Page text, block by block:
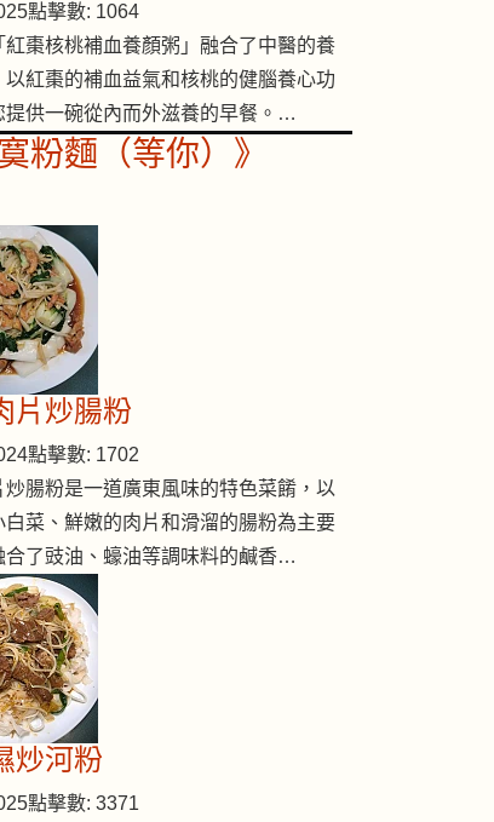
點擊數: 1064
紅棗核桃補血養顏粥」融合了中醫的養
以紅棗的補血益氣和核桃的健腦養心功
提供一碗從內而外滋養的早餐。…
粉麵（等你）》
片炒腸粉
點擊數: 1702
炒腸粉是一道廣東風味的特色菜餚，以
白菜、鮮嫩的肉片和滑溜的腸粉為主要
合了豉油、蠔油等調味料的鹹香…
炒河粉
點擊數: 3371